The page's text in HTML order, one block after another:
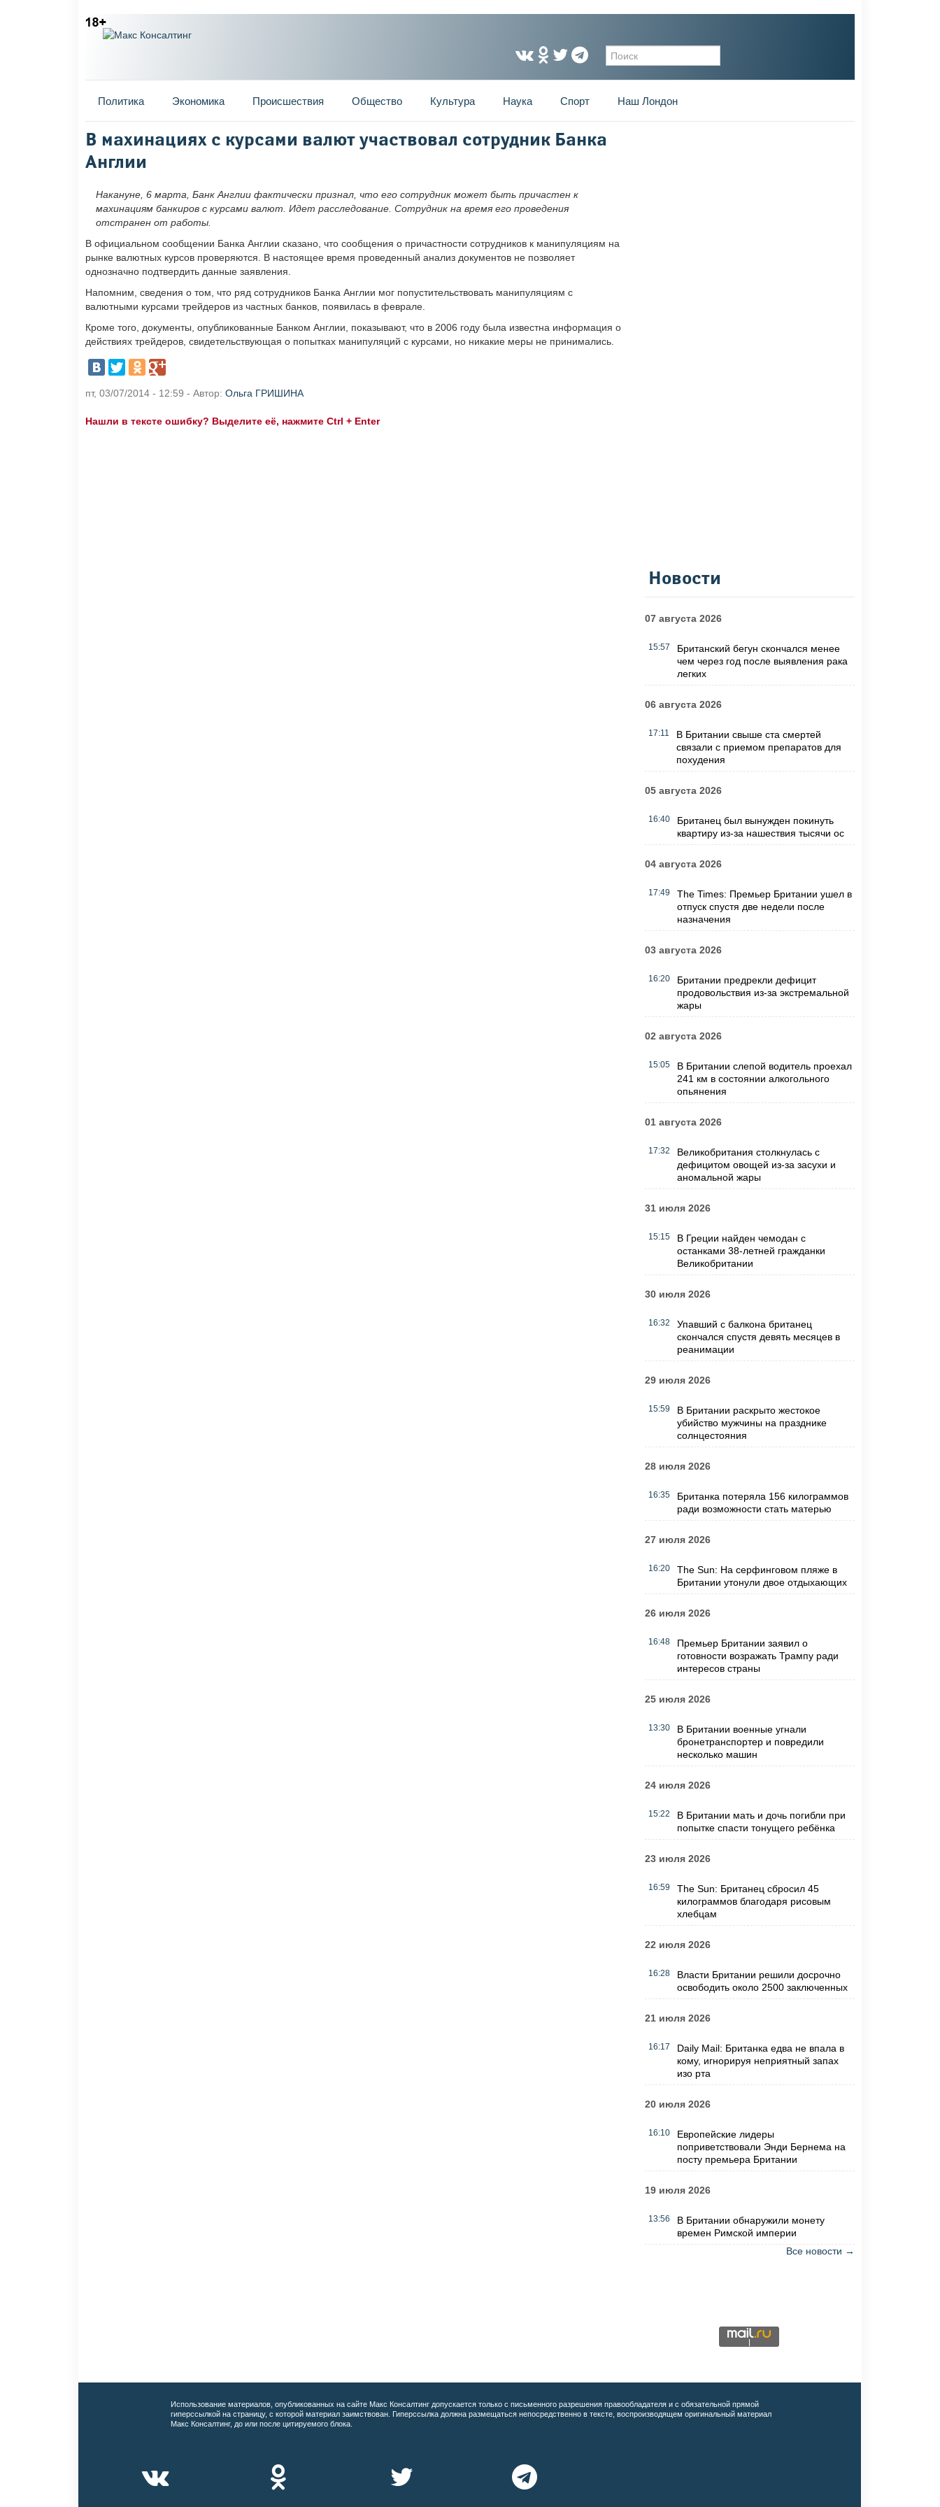
Форма поиска
Главное меню
Политика Экономика Происшествия Общество Культура Наука Спорт Наш Лондон
Вы здесь
В махинациях с курсами валют участвовал сотрудник Банка
Англии
Накануне, 6 марта, Банк Англии фактически признал, что его сотрудник может быть причастен к
махинациям банкиров с курсами валют. Идет расследование. Сотрудник на время его проведения
отстранен от работы.
В официальном сообщении Банка Англии сказано, что сообщения о причастности сотрудников к манипуляциям на
рынке валютных курсов проверяются. В настоящее время проведенный анализ документов не позволяет
однозначно подтвердить данные заявления.
Напомним, сведения о том, что ряд сотрудников Банка Англии мог попустительствовать манипуляциям с
валютными курсами трейдеров из частных банков, появилась в феврале.
Кроме того, документы, опубликованные Банком Англии, показывают, что в 2006 году была известна информация о
действиях трейдеров, свидетельствующая о попытках манипуляций с курсами, но никакие меры не принимались.
пт, 03/07/2014 - 12:59 - Автор: Ольга ГРИШИНА
Нашли в тексте ошибку? Выделите её, нажмите Ctrl + Enter
Новости
07 августа 2026
15:57
Британский бегун скончался менее
чем через год после выявления рака
легких
06 августа 2026
17:11
В Британии свыше ста смертей
связали с приемом препаратов для
похудения
05 августа 2026
16:40
Британец был вынужден покинуть
квартиру из-за нашествия тысячи ос
04 августа 2026
17:49
The Times: Премьер Британии ушел в
отпуск спустя две недели после
назначения
03 августа 2026
16:20
Британии предрекли дефицит
продовольствия из-за экстремальной
жары
02 августа 2026
15:05
В Британии слепой водитель проехал
241 км в состоянии алкогольного
опьянения
01 августа 2026
17:32
Великобритания столкнулась с
дефицитом овощей из-за засухи и
аномальной жары
31 июля 2026
15:15
В Греции найден чемодан с
останками 38-летней гражданки
Великобритании
30 июля 2026
16:32
Упавший с балкона британец
скончался спустя девять месяцев в
реанимации
29 июля 2026
15:59
В Британии раскрыто жестокое
убийство мужчины на празднике
солнцестояния
28 июля 2026
16:35
Британка потеряла 156 килограммов
ради возможности стать матерью
27 июля 2026
16:20
The Sun: На серфинговом пляже в
Британии утонули двое отдыхающих
26 июля 2026
16:48
Премьер Британии заявил о
готовности возражать Трампу ради
интересов страны
25 июля 2026
13:30
В Британии военные угнали
бронетранспортер и повредили
несколько машин
24 июля 2026
15:22
В Британии мать и дочь погибли при
попытке спасти тонущего ребёнка
23 июля 2026
16:59
The Sun: Британец сбросил 45
килограммов благодаря рисовым
хлебцам
22 июля 2026
16:28
Власти Британии решили досрочно
освободить около 2500 заключенных
21 июля 2026
16:17
Daily Mail: Британка едва не впала в
кому, игнорируя неприятный запах
изо рта
20 июля 2026
16:10
Европейские лидеры
поприветствовали Энди Бернема на
посту премьера Британии
19 июля 2026
13:56
В Британии обнаружили монету
времен Римской империи
Все новости →
Использование материалов, опубликованных на сайте Макс Консалтинг допускается только с письменного разрешения правообладателя и с обязательной прямой
гиперссылкой на страницу, с которой материал заимствован. Гиперссылка должна размещаться непосредственно в тексте, воспроизводящем оригинальный материал
Макс Консалтинг, до или после цитируемого блока.